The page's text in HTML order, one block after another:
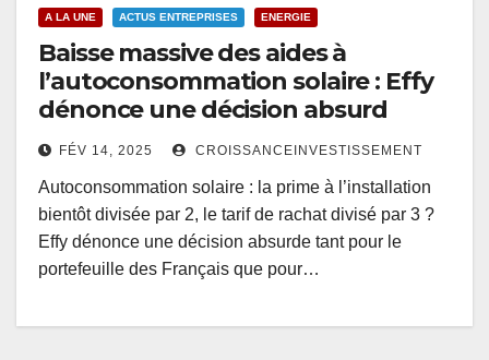
A LA UNE ACTUS ENTREPRISES ENERGIE
Baisse massive des aides à
l’autoconsommation solaire : Effy
dénonce une décision absurd
FÉV 14, 2025 CROISSANCEINVESTISSEMENT
Autoconsommation solaire : la prime à l’installation
bientôt divisée par 2, le tarif de rachat divisé par 3 ?
Effy dénonce une décision absurde tant pour le
portefeuille des Français que pour…